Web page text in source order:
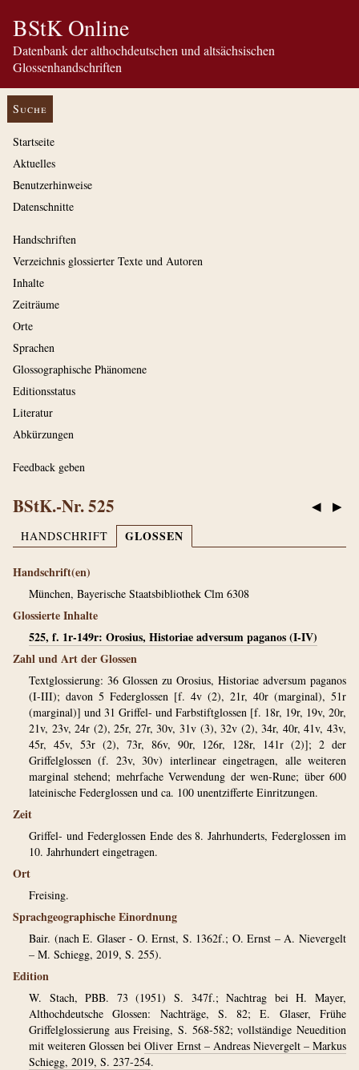
BStK Online
Datenbank der althochdeutschen und altsächsischen
Glossenhandschriften
Suche
Startseite
Aktuelles
Benutzerhinweise
Datenschnitte
Handschriften
Verzeichnis glossierter Texte und Autoren
Inhalte
Zeiträume
Orte
Sprachen
Glossographische Phänomene
Editionsstatus
Literatur
Abkürzungen
Feedback geben
◀ ▶
BStK.-Nr. 525
HANDSCHRIFT GLOSSEN
Handschrift(en)
München, Bayerische Staatsbibliothek Clm 6308
Glossierte Inhalte
525, f. 1r-149r: Orosius, Historiae adversum paganos (I-IV)
Zahl und Art der Glossen
Textglossierung: 36 Glossen zu Orosius, Historiae adversum paganos
(I-III); davon 5 Federglossen [f. 4v (2), 21r, 40r (marginal), 51r
(marginal)] und 31 Griffel- und Farbstiftglossen [f. 18r, 19r, 19v, 20r,
21v, 23v, 24r (2), 25r, 27r, 30v, 31v (3), 32v (2), 34r, 40r, 41v, 43v,
45r, 45v, 53r (2), 73r, 86v, 90r, 126r, 128r, 141r (2)]; 2 der
Griffelglossen (f. 23v, 30v) interlinear eingetragen, alle weiteren
marginal stehend; mehrfache Verwendung der wen-Rune; über 600
lateinische Federglossen und ca. 100 unentzifferte Einritzungen.
Zeit
Griffel- und Federglossen Ende des 8. Jahrhunderts, Federglossen im
10. Jahrhundert eingetragen.
Ort
Freising.
Sprachgeographische Einordnung
Bair. (nach E. Glaser - O. Ernst, S. 1362f.; O. Ernst – A. Nievergelt
– M. Schiegg, 2019, S. 255).
Edition
W. Stach, PBB. 73 (1951) S. 347f.; Nachtrag bei H. Mayer,
Althochdeutsche Glossen: Nachträge, S. 82; E. Glaser, Frühe
Griffelglossierung aus Freising, S. 568-582; vollständige Neuedition
mit weiteren Glossen beiOliver Ernst – Andreas Nievergelt – Markus
Schiegg, 2019, S. 237-254.